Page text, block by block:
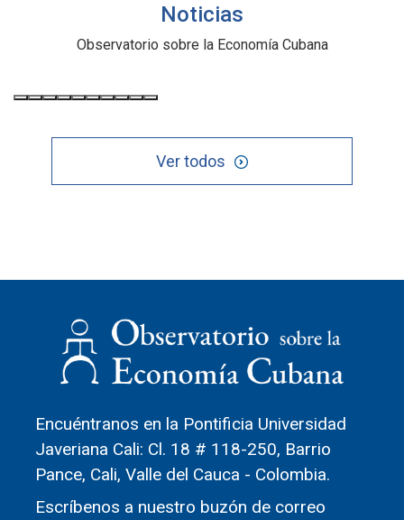
Noticias
Observatorio sobre la Economía Cubana
Ver todos
Encuéntranos en la Pontificia Universidad
Javeriana Cali: Cl. 18 # 118-250, Barrio
Pance, Cali, Valle del Cauca - Colombia.
Escríbenos a nuestro buzón de correo